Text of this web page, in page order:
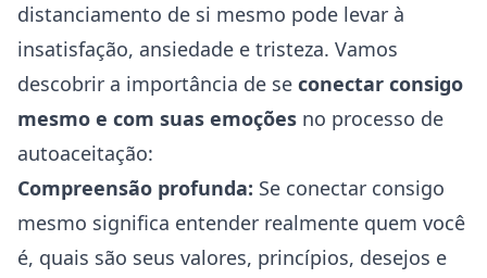
distanciamento de si mesmo pode levar à
insatisfação, ansiedade e tristeza. Vamos
descobrir a importância de se conectar consigo
mesmo e com suas emoções no processo de
autoaceitação:
Compreensão profunda: Se conectar consigo
mesmo significa entender realmente quem você
é, quais são seus valores, princípios, desejos e